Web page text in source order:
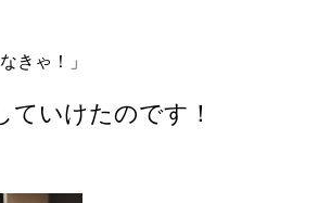
きゃ！」
ていけたのです！